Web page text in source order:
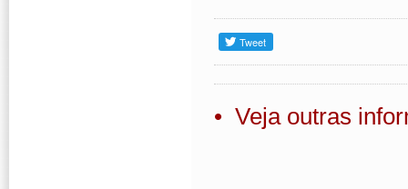
• Veja outras